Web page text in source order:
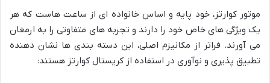
موتور کوارتز، خود پایه و اساس خانواده ای از ساعت هاست که هر
یک ویژگی های خاص خود را دارند و تجربه های متفاوتی را به ارمغان
می آورند. فراتر از مکانیزم اصلی، این دسته بندی ها نشان دهنده
تطبیق پذیری و نوآوری در استفاده از کریستال کوارتز هستند: